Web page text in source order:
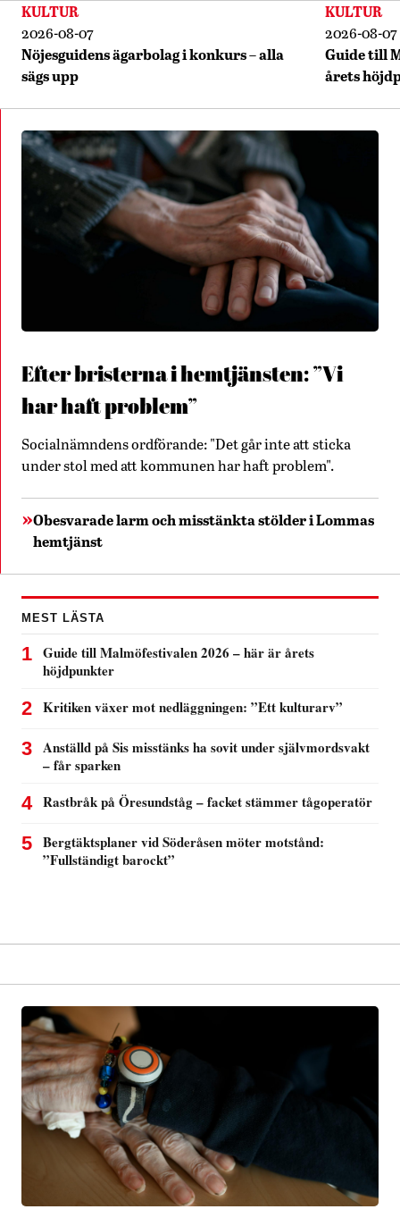
KULTUR
2026-08-07
Nöjesguidens ägarbolag i konkurs – alla
sägs upp
KULTUR
2026-08-07
Guide till
årets
Efter bristerna i hemtjänsten: ”Vi
har haft problem”
Socialnämndens ordförande: "Det går inte att sticka
under stol med att kommunen har haft problem".
Obesvarade larm och misstänkta stölder i Lommas
hemtjänst